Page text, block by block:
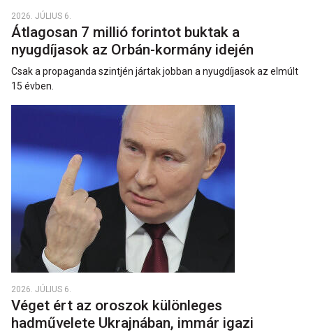
2026. JÚLIUS 6.
Átlagosan 7 millió forintot buktak a
nyugdíjasok az Orbán-kormány idején
Csak a propaganda szintjén jártak jobban a nyugdíjasok az elmúlt
15 évben.
2026. JÚLIUS 6.
Véget ért az oroszok különleges
hadművelete Ukrajnában, immár igazi